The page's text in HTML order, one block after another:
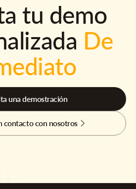
tu demo
De
una demostración
contacto con nosotros